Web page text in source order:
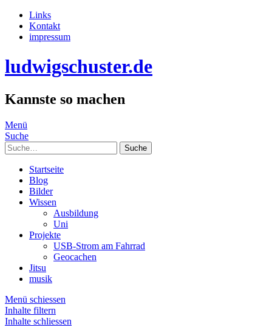
Links
Kontakt
impressum
ludwigschuster.de
Kannste so machen
Menü
Suche
Suche
Startseite
Blog
Bilder
Wissen
Ausbildung
Uni
Projekte
USB-Strom am Fahrrad
Geocachen
Jitsu
musik
Menü schiessen
Inhalte filtern
Inhalte schliessen